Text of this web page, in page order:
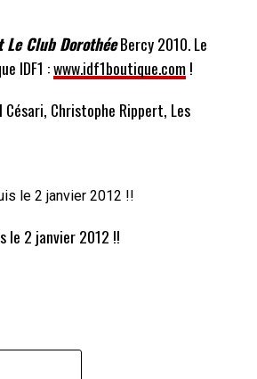
Le Club DorothéeBercy 2010. Le
IDF1 :www.idf1boutique.com!
Christophe Rippert, Les